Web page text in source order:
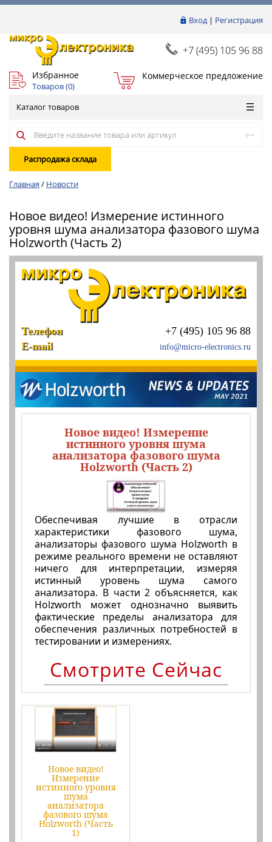
Вход| Регистрация
+7 (495) 105 96 88
Избранное
Товаров (0)
Коммерческое предложение
Каталог товаров
Распродажа склада
Главная / Новости
Новое видео! Измерение истинного
уровня шума анализатора фазового шума
Holzworth (Часть 2)
Телефон
+7 (495) 105 96 88
E-mail
info@micro-electronics.ru
Новое видео! Измерение
истинного уровня шума
анализатора фазового шума
Holzworth (Часть 2)
Обеспечивая лучшие в отрасли
характеристики фазового шума,
анализаторы фазового шума Holzworth в
режиме реального времени не оставляют
ничего для интерпретации, измеряя
истинный уровень шума самого
анализатора. В части 2 объясняется, как
Holzworth может однозначно выявить
фактические пределы анализатора для
обеспечения различных потребностей в
тестировании и измерениях.
Смотрите Сейчас
Новое видео!
Измерение
истинного уровня
шума
анализатора
фазового шума
Holzworth (Часть
1)